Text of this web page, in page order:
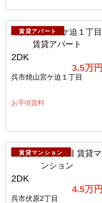
賃貸アパート
2DK
3.5万円
呉市焼山宮ケ迫１丁目
お手頃賃料
賃貸マンション
2DK
4.5万円
呉市伏原2丁目